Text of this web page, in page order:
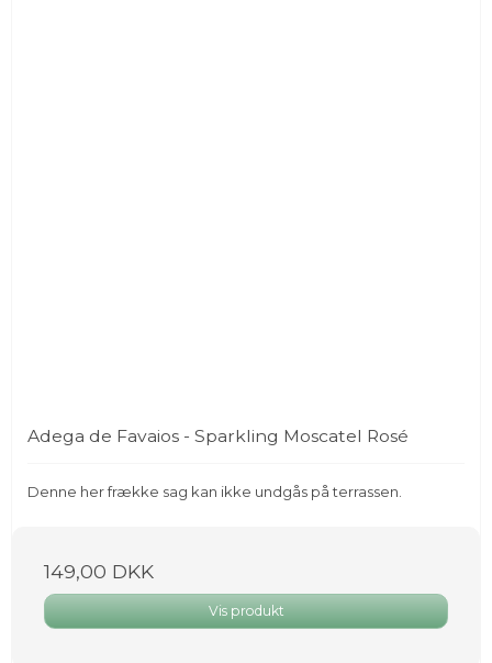
Adega de Favaios - Sparkling Moscatel Rosé
Denne her frække sag kan ikke undgås på terrassen.
149,00 DKK
Vis produkt